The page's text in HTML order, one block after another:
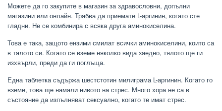
Можете да го закупите в магазин за здравословни, допълни
магазини или онлайн. Трябва да приемате L-аргинин, когато сте
гладни. Не се комбинира с всяка друга аминокиселина.
Това е така, защото ензими смилат всички аминокиселини, които са
в тялото си. Когато се вземе няколко вида заедно, тялото ще ги
изхвърли, преди да ги поглъща.
Една таблетка съдържа шестстотин милиграма L-аргинин. Когато го
вземе, това ще намали нивото на стрес. Много хора не са в
състояние да изпълняват сексуално, когато те имат стрес.